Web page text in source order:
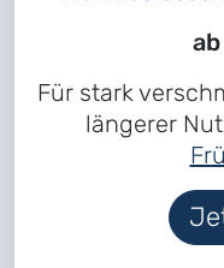
Für stark
längerer